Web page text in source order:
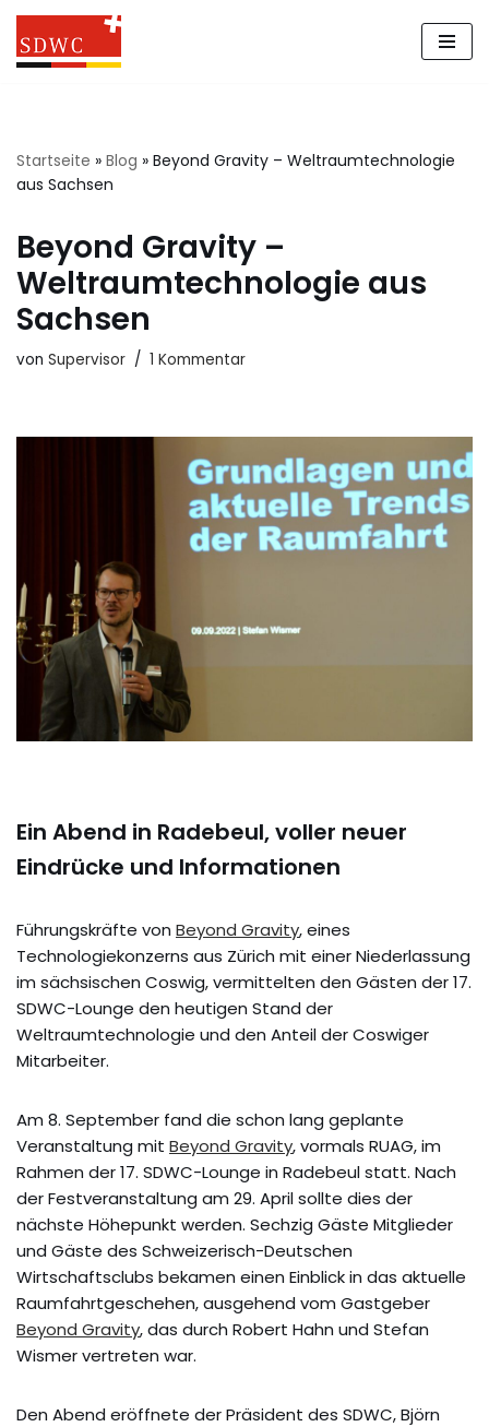
Zum
Startseite » Blog » Beyond Gravity – Weltraumtechnologie
aus Sachsen
Beyond Gravity –
Weltraumtechnologie aus
Sachsen
von Supervisor 1 Kommentar
Ein Abend in Radebeul, voller neuer
Eindrücke und Informationen
Führungskräfte von Beyond Gravity, eines
Technologiekonzerns aus Zürich mit einer Niederlassung
im sächsischen Coswig, vermittelten den Gästen der 17.
SDWC-Lounge den heutigen Stand der
Weltraumtechnologie und den Anteil der Coswiger
Mitarbeiter.
Am 8. September fand die schon lang geplante
Veranstaltung mit Beyond Gravity, vormals RUAG, im
Rahmen der 17. SDWC-Lounge in Radebeul statt. Nach
der Festveranstaltung am 29. April sollte dies der
nächste Höhepunkt werden. Sechzig Gäste Mitglieder
und Gäste des Schweizerisch-Deutschen
Wirtschaftsclubs bekamen einen Einblick in das aktuelle
Raumfahrtgeschehen, ausgehend vom Gastgeber
Beyond Gravity, das durch Robert Hahn und Stefan
Wismer vertreten war.
Den Abend eröffnete der Präsident des SDWC, Björn